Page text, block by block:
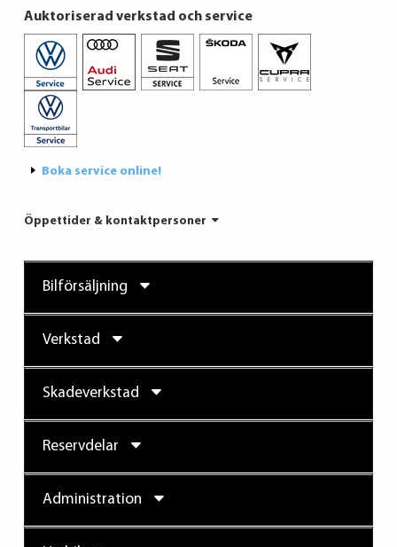
Auktoriserad verkstad och service
Boka service online!
Öppettider & kontaktpersoner
Bilförsäljning
Verkstad
Skadeverkstad
Reservdelar
Administration